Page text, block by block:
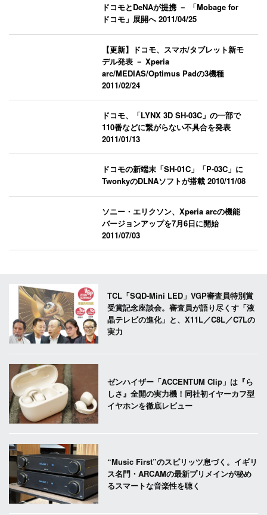
ドコモとDeNAが提携 － 「Mobage for
ドコモ」展開へ2011/04/25
【更新】ドコモ、スマホ/タブレット新モ
デル発表 － Xperia
arc/MEDIAS/Optimus Padの3機種
2011/02/24
ドコモ、「LYNX 3D SH-03C」の一部で
110番などに繋がらない不具合を発表
2011/01/13
ドコモの新端末「SH-01C」「P-03C」に
TwonkyのDLNAソフトが搭載2010/11/08
ソニー・エリクソン、Xperia arcの機能
バージョンアップを7月6日に開始
2011/07/03
TCL「SQD-Mini LED」VGP審査員特別賞
受賞記念座談会。審査員が語り尽くす「液
晶テレビの進化」と、X11L／C8L／C7Lの
実力
ゼンハイザー「ACCENTUM Clip」は『ら
しさ』全開の実力機！同社初イヤーカフ型
イヤホンを徹底レビュー
“Music First”のスピリッツ息づく。イギリ
ス名門・ARCAMの最新プリメインが秘め
るスマートな音楽性を聴く